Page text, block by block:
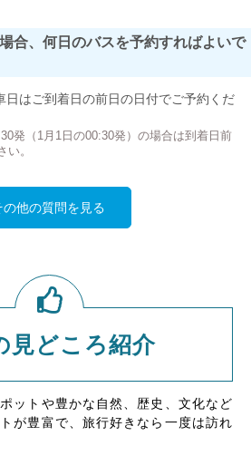
合、何日のバスを予約すればよいで
日はご到着日の前日の日付でご予約くだ
発（1月1日の00:30発）の場合は到着日前
い。
の他の質問を見る
見どころ紹介
ットや豊かな自然、歴史、文化など
が豊富で、旅行好きなら一度は訪れ